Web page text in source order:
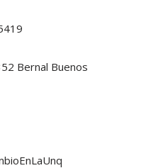
Bernal Buenos